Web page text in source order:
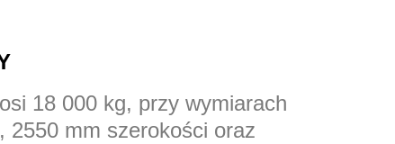
18 000 kg, przy wymiarach
2550 mm szerokości oraz